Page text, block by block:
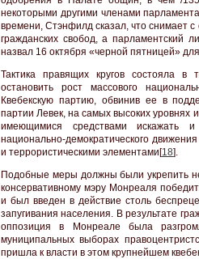
некоторыми другими членами
времени, Стэнфилд сказал, что снимает с
гражданских свобод, а парламентский
назвал 16 октября «черной пятницей»
Тактика правящих кругов состояла
остановить рост массового
Квебекскую партию, обвинив ее в
партии Левек, на самых высоких уровнях
имеющимися средствами искажать
национально-демократического
и террористическими элементами[18].
Подобные меры должны были укрепить
консервативному мэру Монреаля
и был введен в действие столь
запугивания населения. В результате
оппозиция в Монреале была
муниципальных выборах
пришла к власти в этом крупнейшем